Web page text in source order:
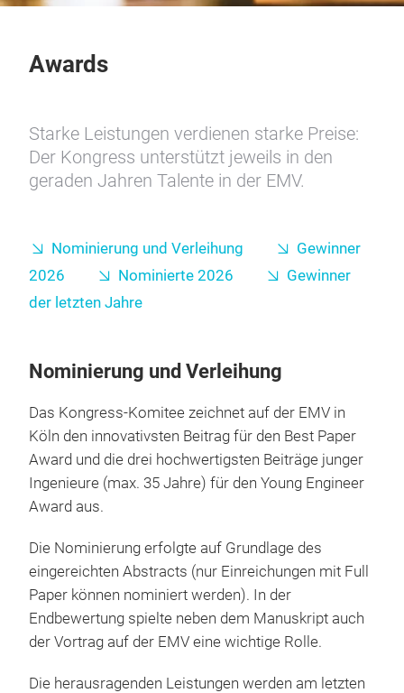
Awards
Starke Leistungen verdienen starke Preise:
Der Kongress unterstützt jeweils in den
geraden Jahren Talente in der EMV.
Nominierung und Verleihung
Gewinner
2026
Nominierte 2026
Gewinner
der letzten Jahre
Nominierung und Verleihung
Das Kongress-Komitee zeichnet auf der EMV in
Köln den innovativsten Beitrag für den Best Paper
Award und die drei hochwertigsten Beiträge junger
Ingenieure (max. 35 Jahre) für den Young Engineer
Award aus.
Die Nominierung erfolgte auf Grundlage des
eingereichten Abstracts (nur Einreichungen mit Full
Paper können nominiert werden). In der
Endbewertung spielte neben dem Manuskript auch
der Vortrag auf der EMV eine wichtige Rolle.
Die herausragenden Leistungen werden am letzten